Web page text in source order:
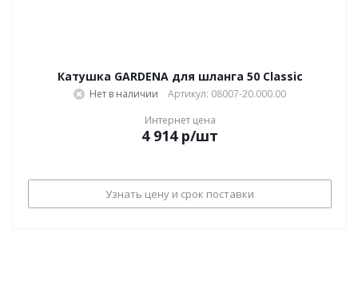
Катушка GARDENA для шланга 50 Classic
Нет в наличии
Артикул: 08007-20.000.00
Интернет цена
4 914р/шт
Узнать цену и срок поставки